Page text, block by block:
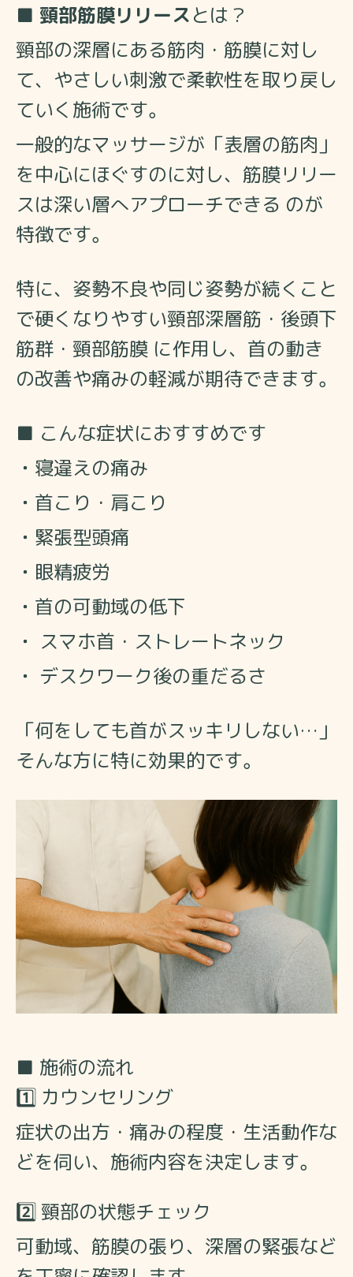
■ 頸部筋膜リリースとは？
頸部の深層にある筋肉・筋膜に対し
て、やさしい刺激で柔軟性を取り戻し
ていく施術です。
一般的なマッサージが「表層の筋肉」
を中心にほぐすのに対し、筋膜リリー
スは深い層へアプローチできる のが
特徴です。
特に、姿勢不良や同じ姿勢が続くこと
で硬くなりやすい頸部深層筋・後頭下
筋群・頸部筋膜 に作用し、首の動き
の改善や痛みの軽減が期待できます。
■ こんな症状におすすめです
・ 寝違えの痛み
・ 首こり・肩こり
・ 緊張型頭痛
・ 眼精疲労
・ 首の可動域の低下
・ スマホ首・ストレートネック
・ デスクワーク後の重だるさ
「何をしても首がスッキリしない…」
そんな方に特に効果的です。
■ 施術の流れ
1️⃣ カウンセリング
症状の出方・痛みの程度・生活動作な
どを伺い、施術内容を決定します。
2️⃣ 頸部の状態チェック
可動域、筋膜の張り、深層の緊張など